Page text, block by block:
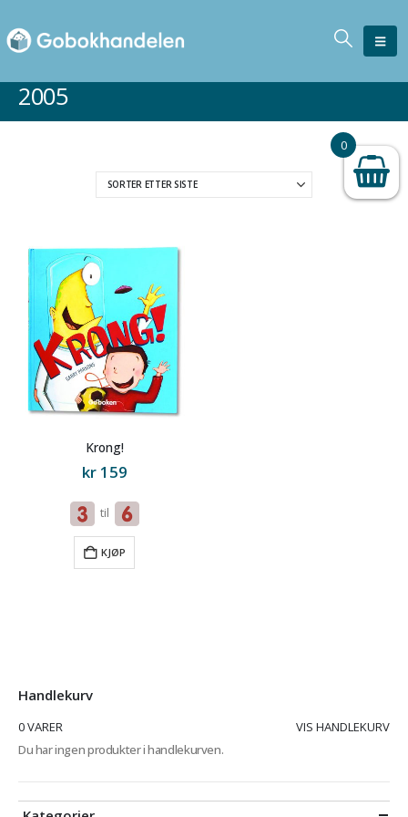
2005
Krong!
kr159
til
KJØP
Handlekurv
0 VARER
VIS HANDLEKURV
Du har ingen produkter i handlekurven.
0